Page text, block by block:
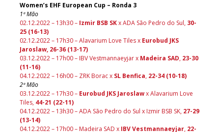
Women’s EHF European Cup – Ronda 3
1ª Mão
02.12.2022 – 13h30 – Izmir BSB SKx ADA São Pedro do Sul, 30-
25 (16-13)
02.12.2022 – 17h30 – Alavarium Love Tiles x Eurobud JKS
Jaroslaw, 26-36 (13-17)
03.12.2022 – 17h00 – IBV Vestmannaeyjar x Madeira SAD, 23-30
(11-16)
04.12.2022 – 16h00 – ZRK Borac x SL Benfica, 22-34 (10-18)
2ª Mão
03.12.2022 – 17h30 – Eurobud JKS Jaroslawx Alavarium Love
Tiles, 44-21 (22-11)
04.12.2022 – 13h30 – ADA São Pedro do Sul x Izmir BSB SK, 27-29
(13-14)
04.12.2022 – 17h00 – Madeira SAD x IBV Vestmannaeyjar, 22-